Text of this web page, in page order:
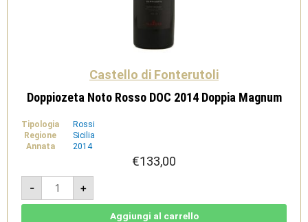
Castello di Fonterutoli
Doppiozeta Noto Rosso DOC 2014 Doppia Magnum
Tipologia
Rossi
Regione
Sicilia
Annata
2014
€133,00
-
Doppiozeta
Noto
Rosso
DOC
+
Aggiungi al carrello